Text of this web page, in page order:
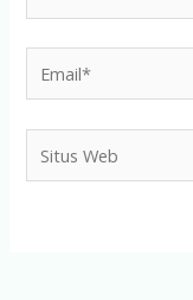
Web